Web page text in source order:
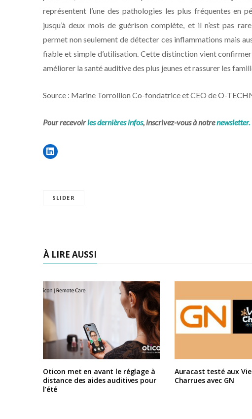
représentent l’une des pathologies les plus fréquentes en
jusqu’à deux mois de guérison complète, et il n’est pas
permet non seulement de détecter ces inflammations mais
fiable et simple d’utilisation. Cette distinction vient
améliorer la santé auditive des plus jeunes et rassurer les
Source : Marine Torrollion Co-fondatrice et CEO deO-
Pour recevoirles dernières infos, inscrivez-vous à notrenewsletter.
SLIDER
À LIRE AUSSI
Oticon met en avant le réglage à
distance des aides auditives pour
l’été
Auracast testé aux
Charrues avec GN